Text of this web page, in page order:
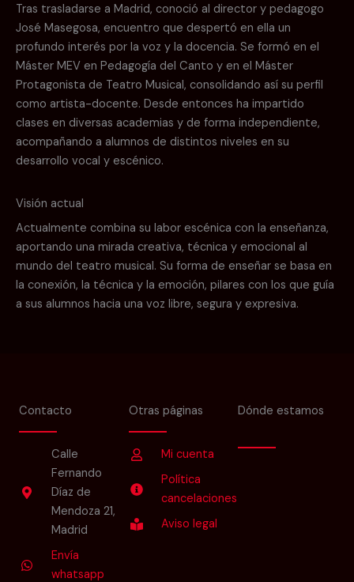
Tras trasladarse a Madrid, conoció al director y pedagogo
José Masegosa, encuentro que despertó en ella un
profundo interés por la voz y la docencia. Se formó en el
Máster MEV en Pedagogía del Canto y en el Máster
Protagonista de Teatro Musical, consolidando así su perfil
como artista-docente. Desde entonces ha impartido
clases en diversas academias y de forma independiente,
acompañando a alumnos de distintos niveles en su
desarrollo vocal y escénico.
Visión actual
Actualmente combina su labor escénica con la enseñanza,
aportando una mirada creativa, técnica y emocional al
mundo del teatro musical. Su forma de enseñar se basa en
la conexión, la técnica y la emoción, pilares con los que guía
a sus alumnos hacia una voz libre, segura y expresiva.
Contacto
Calle
Fernando
Díaz de
Mendoza 21,
Madrid
Envía
whatsapp
Otras páginas
Mi cuenta
Política
cancelaciones
Aviso legal
Dónde estamos